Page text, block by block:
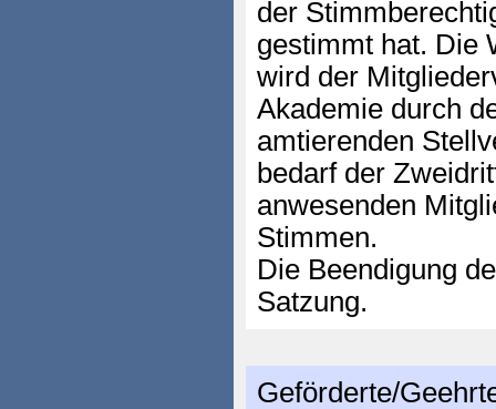
der
gestimmt hat. Die
wird der
Akademie durch
amtierenden
bedarf der
anwesenden
Stimmen.
Die Beendigung
Satzung.
Geförderte/